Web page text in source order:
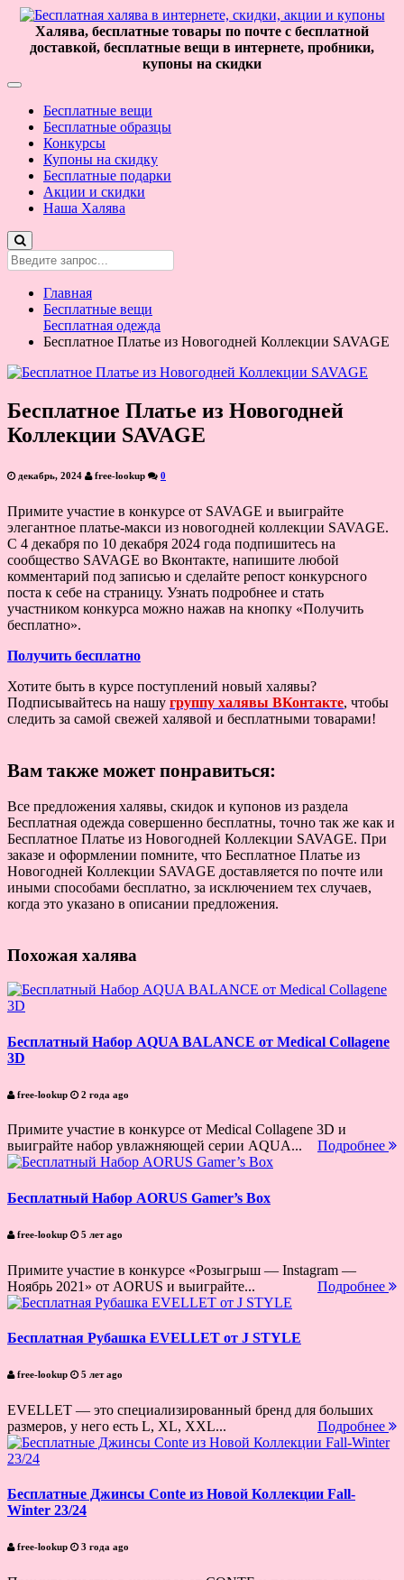
Халява, бесплатные товары по почте с бесплатной
доставкой, бесплатные вещи в интернете, пробники,
купоны на скидки
Бесплатные вещи
Бесплатные образцы
Конкурсы
Купоны на скидку
Бесплатные подарки
Акции и скидки
Наша Халява
Главная
Бесплатные вещи
Бесплатная одежда
Бесплатное Платье из Новогодней Коллекции SAVAGE
Бесплатное Платье из Новогодней
Коллекции SAVAGE
декабрь, 2024 free-lookup 0
Примите участие в конкурсе от SAVAGE и выиграйте
элегантное платье-макси из новогодней коллекции SAVAGE.
С 4 декабря по 10 декабря 2024 года подпишитесь на
сообщество SAVAGE во Вконтакте, напишите любой
комментарий под записью и сделайте репост конкурсного
поста к себе на страницу. Узнать подробнее и стать
участником конкурса можно нажав на кнопку «Получить
бесплатно».
Получить бесплатно
Хотите быть в курсе поступлений новый халявы?
Подписывайтесь на нашу группу халявы ВКонтакте, чтобы
следить за самой свежей халявой и бесплатными товарами!
Вам также может понравиться:
Все предложения халявы, скидок и купонов из раздела
Бесплатная одежда совершенно бесплатны, точно так же как и
Бесплатное Платье из Новогодней Коллекции SAVAGE. При
заказе и оформлении помните, что Бесплатное Платье из
Новогодней Коллекции SAVAGE доставляется по почте или
иными способами бесплатно, за исключением тех случаев,
когда это указано в описании предложения.
Похожая халява
Бесплатный Набор AQUA BALANCE от Medical Collagene
3D
free-lookup 2 года ago
Примите участие в конкурсе от Medical Collagene 3D и
выиграйте набор увлажняющей серии AQUA...
Подробнее
Бесплатный Набор AORUS Gamer’s Box
free-lookup 5 лет ago
Примите участие в конкурсе «Розыгрыш — Instagram —
Ноябрь 2021» от AORUS и выиграйте...
Подробнее
Бесплатная Рубашка EVELLET от J STYLE
free-lookup 5 лет ago
EVELLET — это специализированный бренд для больших
размеров, у него есть L, XL, XXL...
Подробнее
Бесплатные Джинсы Conte из Новой Коллекции Fall-
Winter 23/24
free-lookup 3 года ago